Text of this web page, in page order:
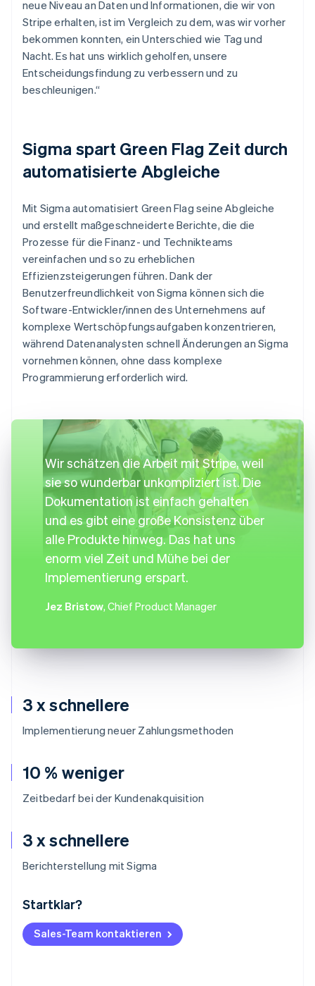
3 x schnellere
Implementierung neuer Zahlungsmethoden
10 % weniger
Zeitbedarf bei der Kundenakquisition
3 x schnellere
Berichterstellung mit Sigma
Startklar?
Sales-Team kontaktieren
neue Niveau an Daten und Informationen, die wir von
Stripe erhalten, ist im Vergleich zu dem, was wir vorher
bekommen konnten, ein Unterschied wie Tag und
Nacht. Es hat uns wirklich geholfen, unsere
Entscheidungsfindung zu verbessern und zu
beschleunigen.“
Sigma spart Green Flag Zeit durch
automatisierte Abgleiche
Mit Sigma automatisiert Green Flag seine Abgleiche
und erstellt maßgeschneiderte Berichte, die die
Prozesse für die Finanz- und Technikteams
vereinfachen und so zu erheblichen
Effizienzsteigerungen führen. Dank der
Benutzerfreundlichkeit von Sigma können sich die
Software-Entwickler/innen des Unternehmens auf
komplexe Wertschöpfungsaufgaben konzentrieren,
während Datenanalysten schnell Änderungen an Sigma
vornehmen können, ohne dass komplexe
Programmierung erforderlich wird.
Wir schätzen die Arbeit mit Stripe, weil
sie so wunderbar unkompliziert ist. Die
Dokumentation ist einfach gehalten
und es gibt eine große Konsistenz über
alle Produkte hinweg. Das hat uns
enorm viel Zeit und Mühe bei der
Implementierung erspart.
Jez Bristow, Chief Product Manager
Australien
Belgien
NederlandsFrançaisDeutschEnglish